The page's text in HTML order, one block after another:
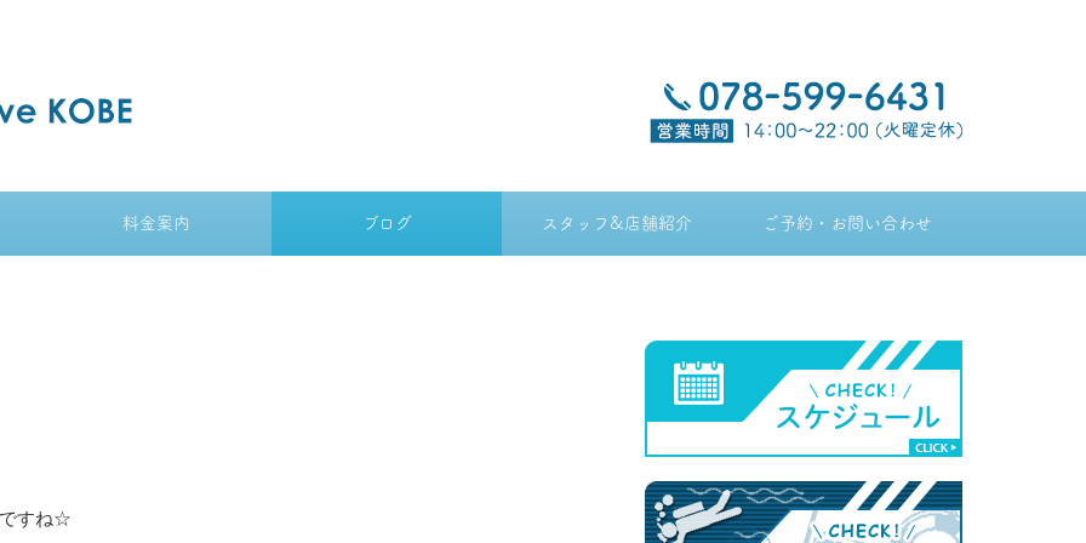
料金案内 ブログ スタッフ&店舗紹介 ご予約・お問い合わせ
ですね☆